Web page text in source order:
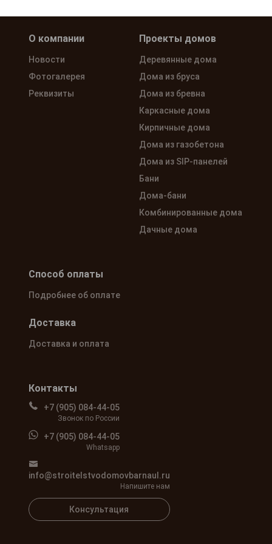
О компании
Новости
Фотогалерея
Реквизиты
Проекты домов
Деревянные дома
Дома из бруса
Дома из бревна
Каркасные дома
Кирпичные дома
Дома из газобетона
Дома из SIP-панелей
Бани
Дома-бани
Комбинированные дома
Дачные дома
Контакты
+7 (905) 084-44-05
Звонок по России
+7 (905) 084-44-05
Whatsapp
info@stroitelstvodomovbarnaul.ru
Напишите нам
Консультация
Способ оплаты
Подробнее об оплате
Доставка
Доставка и оплата